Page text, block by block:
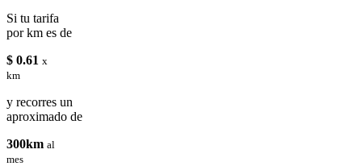
Si tu tarifa
por km es de
$ 0.61 x
km
y recorres un
aproximado de
300km al
mes